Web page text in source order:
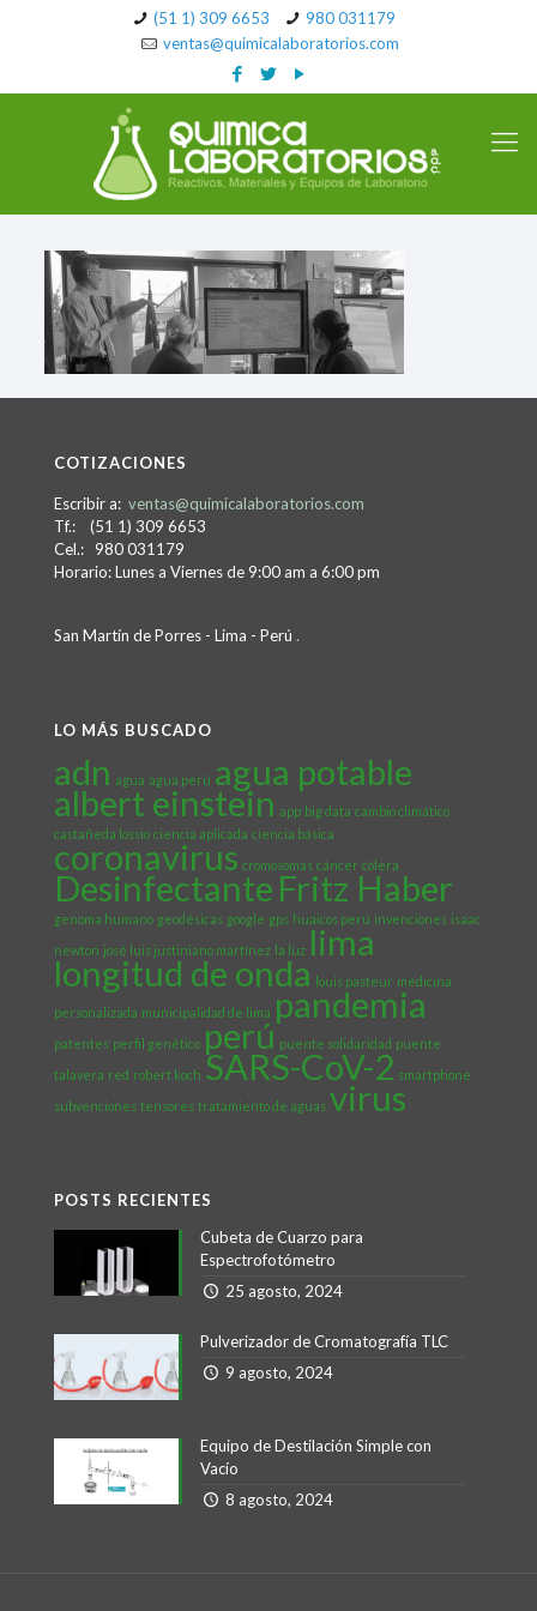
(51 1) 309 6653
980 031179
ventas@quimicalaboratorios.com
COTIZACIONES
Escribir a: ventas@quimicalaboratorios.com
Tf.: (51 1) 309 6653
Cel.: 980 031179
Horario: Lunes a Viernes de 9:00 am a 6:00 pm
San Martín de Porres - Lima - Perú .
LO MÁS BUSCADO
adn agua agua perú agua potable
albert einstein app big data cambio climático
castañeda lossio ciencia aplicada ciencia básica
coronavirus cromosomas cáncer cólera
Desinfectante Fritz Haber
genoma humano geodésicas google gps huaicos perú invenciones isaac
newton josé luis justiniano martínez la luz lima
longitud de onda louis pasteur medicina
personalizada municipalidad de lima pandemia
patentes perfil genético perú puente solidaridad puente
talavera red robert koch SARS-CoV-2 smartphone
subvenciones tensores tratamiento de aguas virus
POSTS RECIENTES
Cubeta de Cuarzo para
Espectrofotómetro
25 agosto, 2024
Pulverizador de Cromatografía TLC
9 agosto, 2024
Equipo de Destilación Simple con
Vacío
8 agosto, 2024